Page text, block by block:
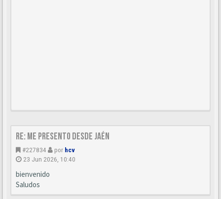
Re: Me presento desde Jaén
#227834 por hcv
23 Jun 2026, 10:40
bienvenido
Saludos